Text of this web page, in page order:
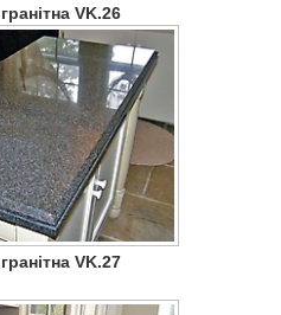
VK.26
VK.27